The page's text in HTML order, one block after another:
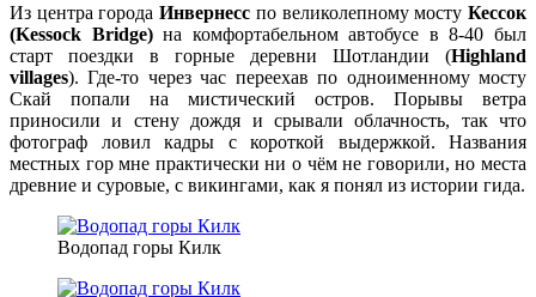
Из центра городаИнвернесс по великолепному мостуКессок
(Kessock Bridge)на комфортабельном автобусе в 8-40 был
старт поездки в горные деревни Шотландии (Highland
villages). Где-то через час переехав по одноименному мосту
Скай попали на мистический остров. Порывы ветра
приносили и стену дождя и срывали облачность, так что
фотограф ловил кадры с короткой выдержкой. Названия
местных гор мне практически ни о чём не говорили, но места
древние и суровые, с викингами, как я понял из истории гида.
Водопад горы Килк